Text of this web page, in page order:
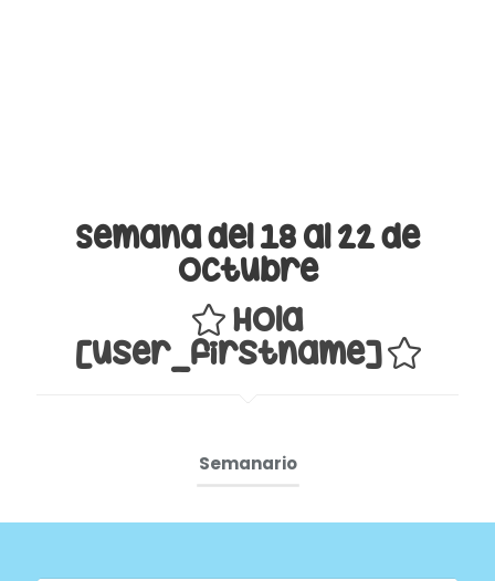
Semana del 18 al 22 de
octubre
Hola
[user_firstname]
Semanario